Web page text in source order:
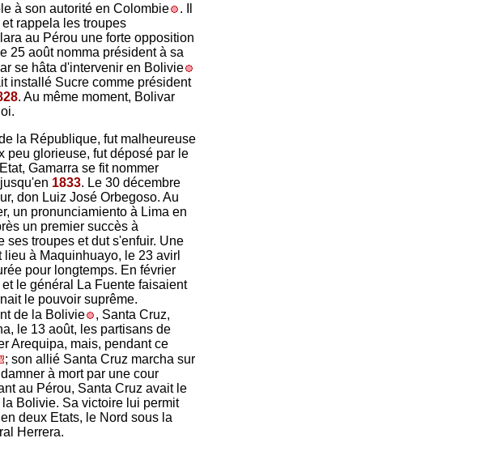
à son autorité en Colombie
. Il
et rappela les troupes
au Pérou une forte opposition
25 août nomma président à sa
se hâta d'intervenir en Bolivie
installé Sucre comme président
. Au même moment, Bolivar
la République, fut malheureuse
peu glorieuse, fut déposé par le
Gamarra se fit nommer
1833. Le 30 décembre
don Luiz José Orbegoso. Au
un pronunciamiento à Lima en
un premier succès à
ses troupes et dut s'enfuir. Une
à Maquinhuayo, le 23 avirl
pour longtemps. En février
le général La Fuente faisaient
le pouvoir suprême.
de la Bolivie
, Santa Cruz,
le 13 août, les partisans de
Arequipa, mais, pendant ce
; son allié Santa Cruz marcha sur
à mort par une cour
au Pérou, Santa Cruz avait le
Bolivie. Sa victoire lui permit
deux Etats, le Nord sous la
Herrera.